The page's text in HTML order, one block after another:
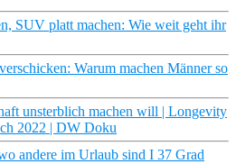
SUV platt machen: Wie weit geht ihr
Warum machen Männer so
unsterblich machen will | Longevity
2022 | DW Doku
andere im Urlaub sind I 37 Grad